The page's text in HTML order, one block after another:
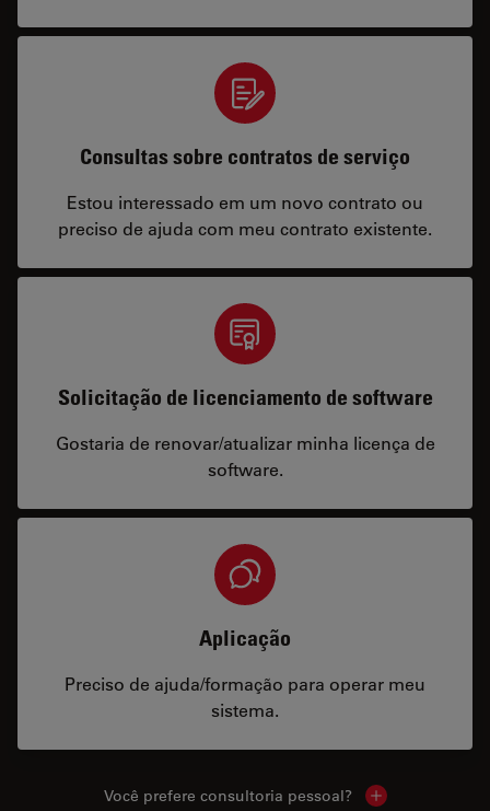
Consultas sobre contratos de serviço
Estou interessado em um novo contrato ou
preciso de ajuda com meu contrato existente.
Solicitação de licenciamento de software
Gostaria de renovar/atualizar minha licença de
software.
Aplicação
Preciso de ajuda/formação para operar meu
sistema.
Você prefere consultoria pessoal? Show local